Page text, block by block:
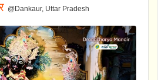
@Dankaur, Uttar Pradesh